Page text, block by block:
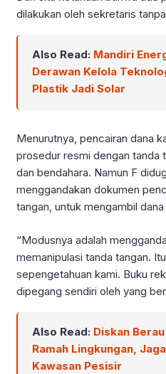
dilakukan oleh sekretaris
Also Read: Mandiri
Derawan Kelola
Plastik Jadi Solar
Menurutnya, pencairan dana
prosedur resmi dengan tanda
dan bendahara. Namun F
menggandakan dokumen
tangan, untuk mengambil
“Modusnya adalah
memanipulasi tanda tangan.
sepengetahuan kami. Buku
dipegang sendiri oleh yang
Also Read: Diskan
Ramah Lingkungan,
Kawasan Pesisir